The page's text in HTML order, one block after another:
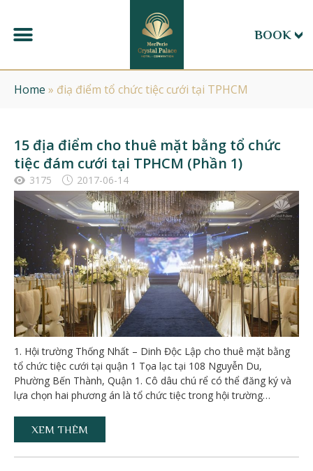
BOOK
Home » điạ điểm tổ chức tiệc cưới tại TPHCM
15 địa điểm cho thuê mặt bằng tổ chức
tiệc đám cưới tại TPHCM (Phần 1)
3175 2017-06-14
1. Hội trường Thống Nhất – Dinh Độc Lập cho thuê mặt bằng
tổ chức tiệc cưới tại quận 1 Tọa lạc tại 108 Nguyễn Du,
Phường Bến Thành, Quận 1. Cô dâu chú rể có thể đăng ký và
lựa chọn hai phương án là tổ chức tiệc trong hội trường…
XEM THÊM